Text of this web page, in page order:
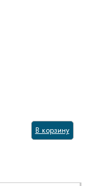
В корзину